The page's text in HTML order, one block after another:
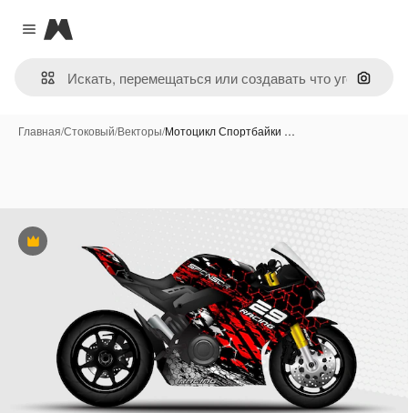
Close menu
Magnific
Поиск
Главная/Стоковый/Векторы/Мотоцикл Спортбайки …
Премиум